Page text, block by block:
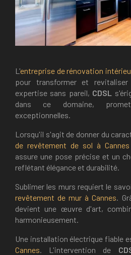
L'entreprise de rénovation
pour transformer et
expertise sans pareil, CDSL
dans ce domaine,
exceptionnelles.
Lorsqu'il s'agit de donner du
de revêtement de sol à Cannes
assure une pose précise et un
reflétant élégance et durabilité.
Sublimer les murs requiert le
revêtement de mur à Cannes .
devient une œuvre d'art,
harmonieusement.
Une installation électrique fiable
Cannes . L'intervention de